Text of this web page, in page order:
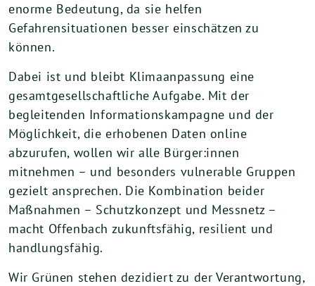
enorme Bedeutung, da sie helfen
Gefahrensituationen besser einschätzen zu
können.
Dabei ist und bleibt Klimaanpassung eine
gesamtgesellschaftliche Aufgabe. Mit der
begleitenden Informationskampagne und der
Möglichkeit, die erhobenen Daten online
abzurufen, wollen wir alle Bürger:innen
mitnehmen – und besonders vulnerable Gruppen
gezielt ansprechen. Die Kombination beider
Maßnahmen – Schutzkonzept und Messnetz –
macht Offenbach zukunftsfähig, resilient und
handlungsfähig.
Wir Grünen stehen dezidiert zu der Verantwortung,